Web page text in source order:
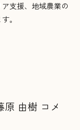
支援、地域農業の
。
原 由樹 コメ